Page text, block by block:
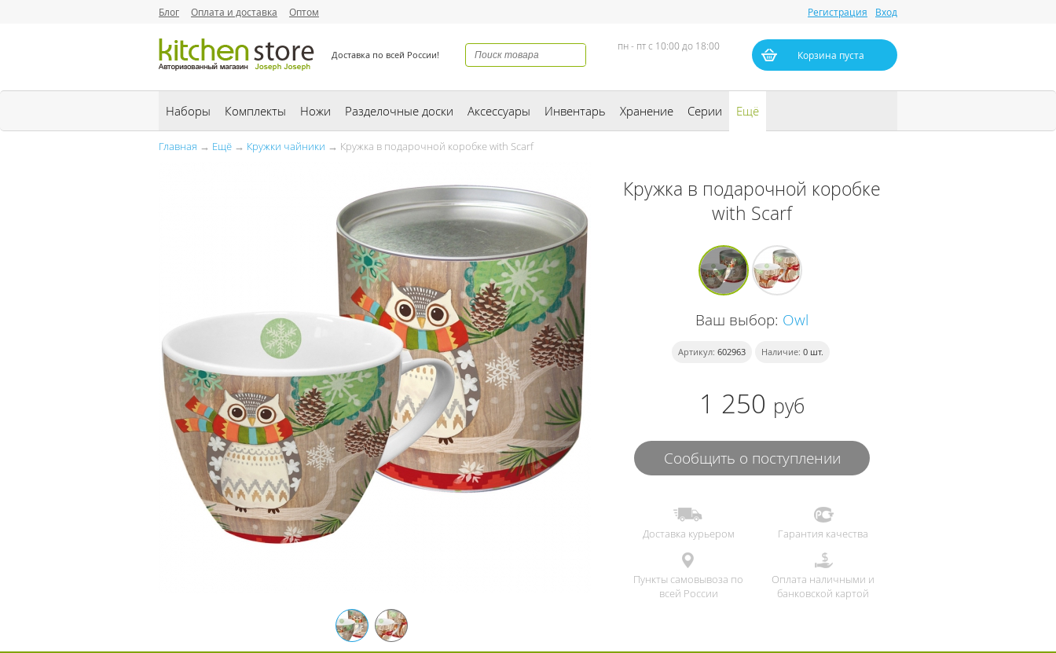
Блог Оплата и доставка Оптом Регистрация Вход
Доставка по всей России!
пн - пт с 10:00 до 18:00
Корзина пуста
Наборы Комплекты Ножи Разделочные доски Аксессуары Инвентарь Хранение Серии Ещё
Главная → Ещё → Кружки чайники → Кружка в подарочной коробке with Scarf
Кружка в подарочной коробке
with Scarf
Ваш выбор: Owl
Артикул: 602963 Наличие: 0шт.
1 250 руб
Сообщить о поступлении
Доставка курьером Гарантия качества
Пункты самовывоза по
всей России
Оплата наличными и
банковской картой